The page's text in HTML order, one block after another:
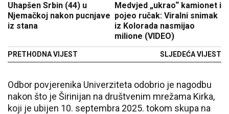
Uhapšen Srbin (44) u
Njemačkoj nakon pucnjave
iz stana
PRETHODNA VIJEST
Medvjed „ukrao“ kamionet i
pojeo ručak: Viralni snimak
iz Kolorada nasmijao
milione (VIDEO)
SLJEDEĆA VIJEST
Odbor povjerenika Univerziteta odobrio je nagodbu
nakon što je Širinijan na društvenim mrežama Kirka,
koji je ubijen 10. septembra 2025. tokom skupa na